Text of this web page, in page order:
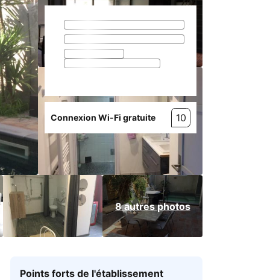
8 autres photos
Connexion Wi-Fi gratuite 10
Points forts de l'établissement